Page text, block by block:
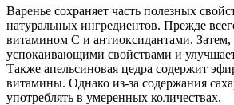
Варенье сохраняет часть полезных
натуральных ингредиентов. Прежде
витамином C и антиоксидантами. Затем,
успокаивающими свойствами и
Также апельсиновая цедра содержит
витамины. Однако из-за содержания
употреблять в умеренных количествах.